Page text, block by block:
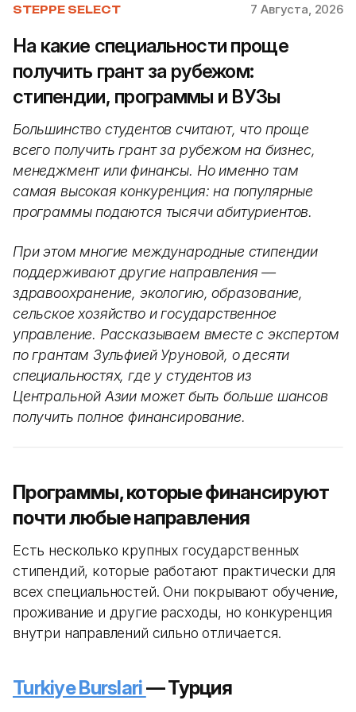
STEPPE SELECT 7 Августа, 2026
На какие специальности проще
получить грант за рубежом:
стипендии, программы и ВУЗы
Большинство студентов считают, что проще
всего получить грант за рубежом на бизнес,
менеджмент или финансы. Но именно там
самая высокая конкуренция: на популярные
программы подаются тысячи абитуриентов.
При этом многие международные стипендии
поддерживают другие направления —
здравоохранение, экологию, образование,
сельское хозяйство и государственное
управление. Рассказываем вместе с экспертом
по грантам Зульфией Уруновой, о десяти
специальностях, где у студентов из
Центральной Азии может быть больше шансов
получить полное финансирование.
Программы, которые финансируют
почти любые направления
Есть несколько крупных государственных
стипендий, которые работают практически для
всех специальностей. Они покрывают обучение,
проживание и другие расходы, но конкуренция
внутри направлений сильно отличается.
Turkiye Burslari— Турция